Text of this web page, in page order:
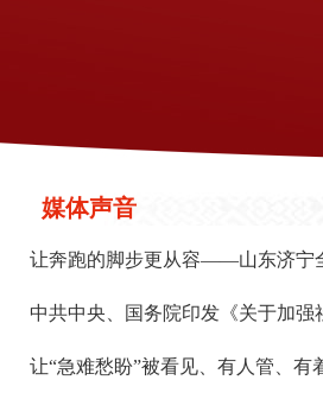
媒体声音
让奔跑的脚步更从容——山东济宁
中共中央、国务院印发《关于加
让“急难愁盼”被看见、有人管、